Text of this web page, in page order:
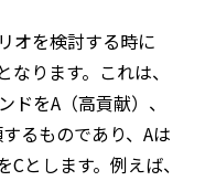
オを検討する時に
ります。これは、
をA（高貢献）、
るものであり、Aは
とします。例えば、